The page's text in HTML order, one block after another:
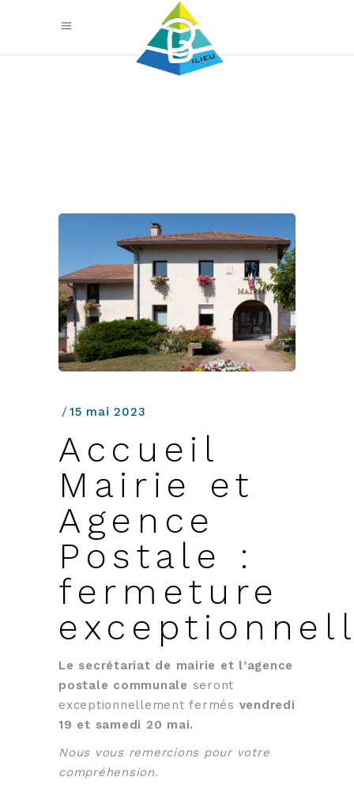
15 mai 2023
Accueil
Mairie et
Agence
Postale :
fermeture
Le secrétariat de mairie et l’agence
postale communale seront
exceptionnellement fermés vendredi
19 et samedi 20 mai.
Nous vous remercions pour votre
compréhension.